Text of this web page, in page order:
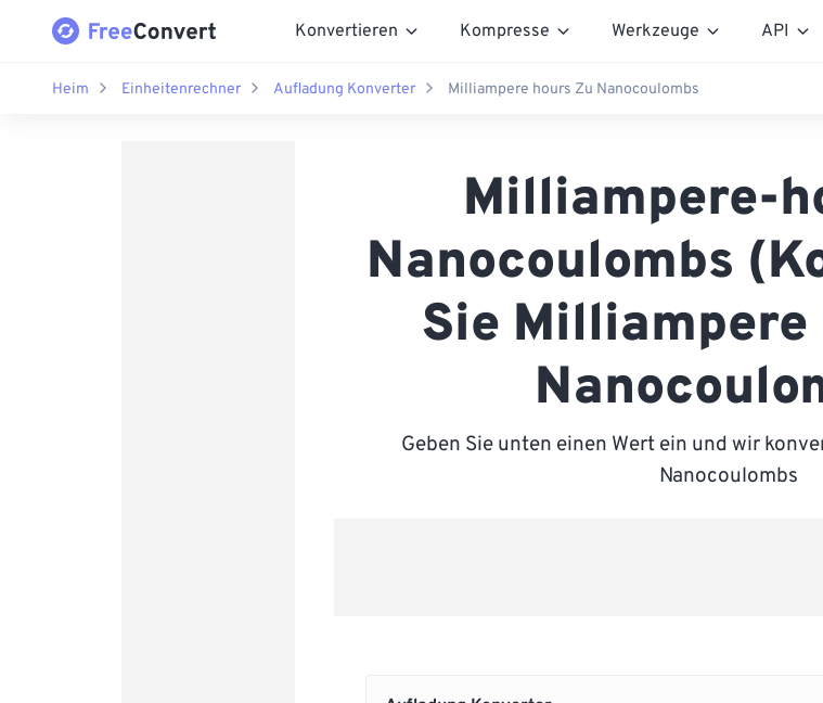
Konvertieren Kompresse Werkzeuge API
Heim Einheitenrechner Aufladung Konverter Milliampere hours Zu Nanocoulombs
Milliampere-
Nanocoulombs
Sie Milliampere
Geben Sie unten einen Wert ein und wir
Nanocoulombs